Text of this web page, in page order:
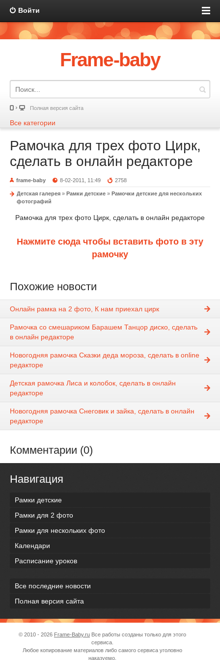
Войти
Frame-baby
Полная версия сайта
Все категории
Рамочка для трех фото Цирк,
сделать в онлайн редакторе
frame-baby 8-02-2011, 11:49 2758
Детская галерея » Рамки детские » Рамочки детские для нескольких
фотографий
Рамочка для трех фото Цирк, сделать в онлайн редакторе
Нажмите сюда чтобы вставить фото в эту
рамочку
Похожие новости
Онлайн рамка на 2 фото, К нам приехал цирк
Рамочка со смешариком Барашем Танцор диско, сделать
в онлайн редакторе
Новогодняя рамочка Сказки деда мороза, сделать в online
редакторе
Детская рамочка Лиса и колобок, сделать в онлайн
редакторе
Новогодняя рамочка Снеговик и зайка, сделать в онлайн
редакторе
Комментарии (0)
Навигация
Рамки детские
Рамки для 2 фото
Рамки для нескольких фото
Календари
Расписание уроков
Все последние новости
Полная версия сайта
© 2010 - 2026 Frame-Baby.ru Все работы созданы только для этого
сервиса.
Любое копирование материалов либо самого сервиса уголовно
наказуемо.